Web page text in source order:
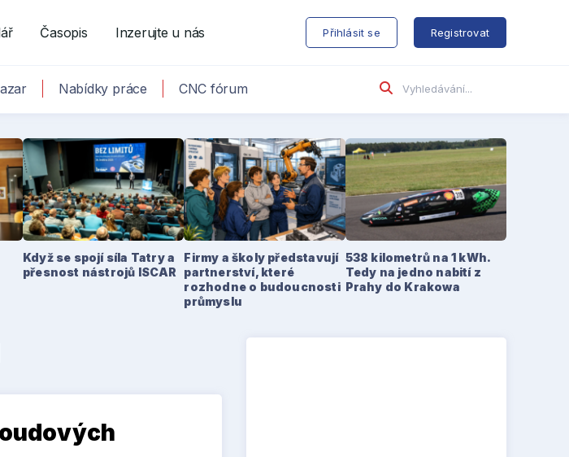
Časopis Inzerujte u nás Přihlásit se Registrovat
Nabídky práce CNC fórum
Když se spojí síla Tatry a
přesnost nástrojů ISCAR
Firmy a školy představují
partnerství, které
rozhodne o budoucnosti
průmyslu
538 kilometrů na 1 kWh.
Tedy na jedno nabití z
Prahy do Krakowa